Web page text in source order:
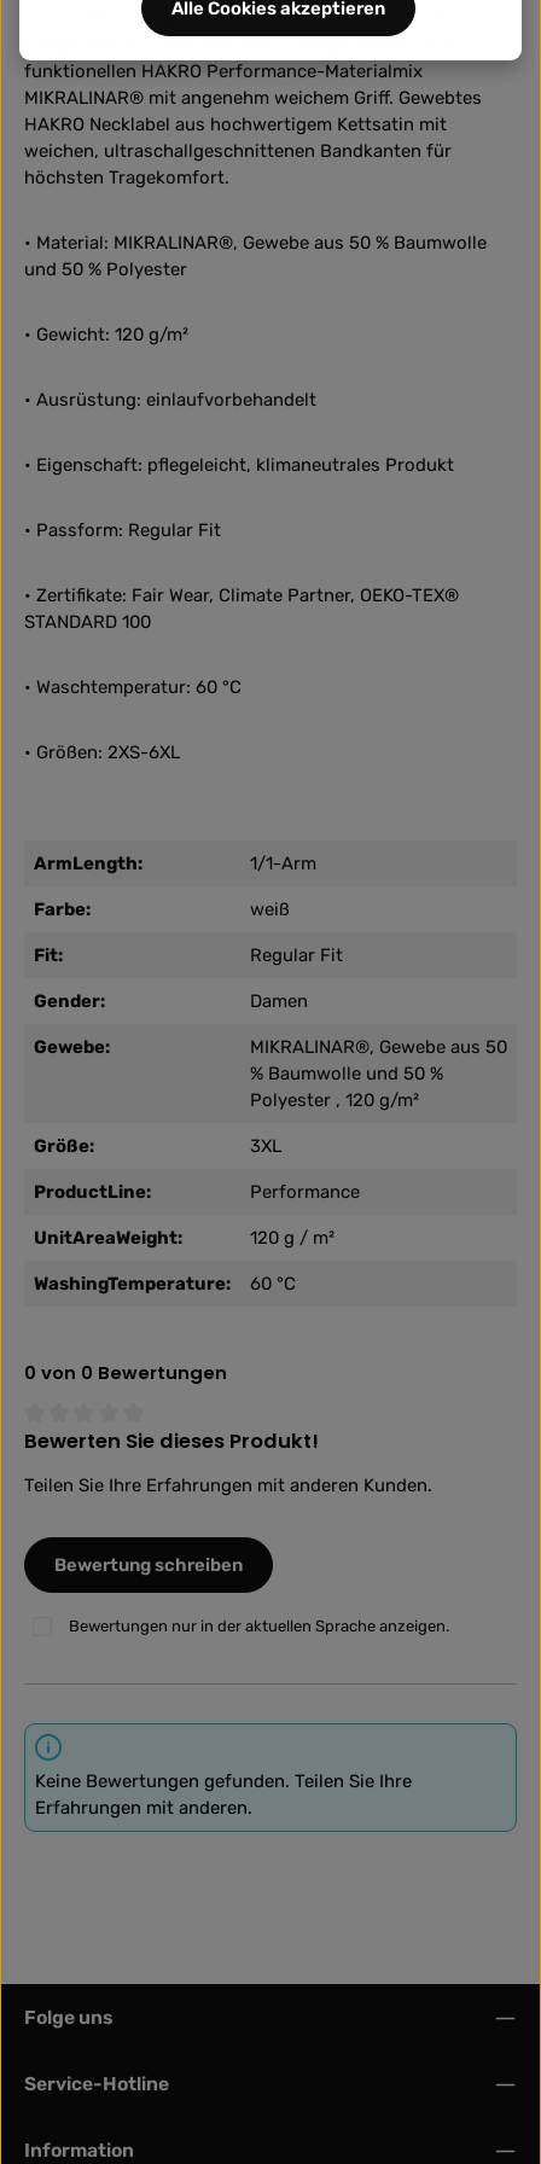
Seitennähten und weitenverstellbaren Manschetten.
funktionellen HAKRO Performance-Materialmix
MIKRALINAR® mit angenehm weichem Griff. Gewebtes
HAKRO Necklabel aus hochwertigem Kettsatin mit
weichen, ultraschallgeschnittenen Bandkanten für
höchsten Tragekomfort.
• Material: MIKRALINAR®, Gewebe aus 50 % Baumwolle
und 50 % Polyester
• Gewicht: 120 g/m²
• Ausrüstung: einlaufvorbehandelt
• Eigenschaft: pflegeleicht, klimaneutrales Produkt
• Passform: Regular Fit
• Zertifikate: Fair Wear, Climate Partner, OEKO-TEX®
STANDARD 100
• Waschtemperatur: 60 °C
• Größen: 2XS-6XL
ArmLength: 1/1-Arm
Farbe: weiß
Fit: Regular Fit
Gender: Damen
Gewebe:
MIKRALINAR®, Gewebe aus 50
% Baumwolle und 50 %
Polyester , 120 g/m²
Größe: 3XL
ProductLine: Performance
UnitAreaWeight: 120 g / m²
WashingTemperature: 60 °C
0 von 0 Bewertungen
Durchschnittliche Bewertung von 0 von 5 Sternen
Bewerten Sie dieses Produkt!
Teilen Sie Ihre Erfahrungen mit anderen Kunden.
Bewertung schreiben
Bewertungen nur in der aktuellen Sprache anzeigen.
Keine Bewertungen gefunden. Teilen Sie Ihre
Erfahrungen mit anderen.
Folge uns
Service-Hotline
Information
Alle Cookies akzeptieren